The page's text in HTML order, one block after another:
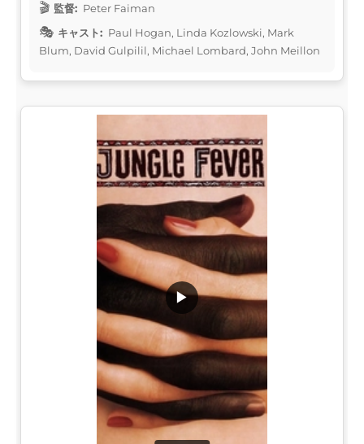
監督: Peter Faiman
キャスト: Paul Hogan, Linda Kozlowski, Mark
Blum, David Gulpilil, Michael Lombard, John Meillon
▶